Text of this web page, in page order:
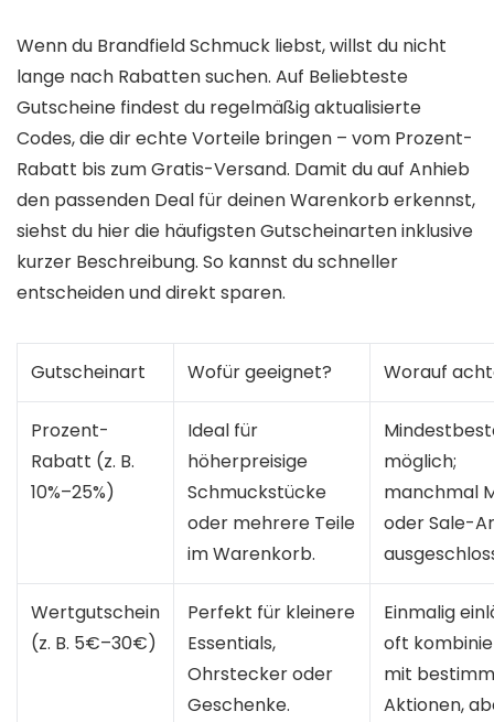
Wenn du Brandfield Schmuck liebst, willst du nicht
lange nach Rabatten suchen. Auf Beliebteste
Gutscheine findest du regelmäßig aktualisierte
Codes, die dir echte Vorteile bringen – vom Prozent-
Rabatt bis zum Gratis-Versand. Damit du auf Anhieb
den passenden Deal für deinen Warenkorb erkennst,
siehst du hier die häufigsten Gutscheinarten inklusive
kurzer Beschreibung. So kannst du schneller
entscheiden und direkt sparen.
Gutscheinart Wofür geeignet? Worauf
Prozent-
Rabatt (z. B.
10%–25%)
Ideal für
höherpreisige
Schmuckstücke
oder mehrere Teile
im Warenkorb.
möglich;
manchmal
oder Sale-
Wertgutschein
(z. B. 5€–30€)
Perfekt für kleinere
Essentials,
Ohrstecker oder
Geschenke.
Einmalig
oft
mit
Aktionen,